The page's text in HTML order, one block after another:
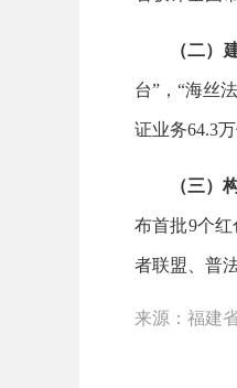
（二）
台”，“海丝
证业务64.3
（三）
布首批9个
者联盟、普
来源：福建